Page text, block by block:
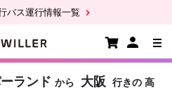
バス運行情報一覧
ランド から 大阪 行きの 高